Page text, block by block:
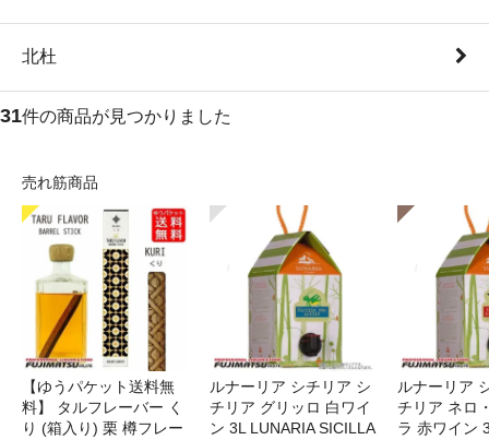
北杜
31件の商品が見つかりました
売れ筋商品
【ゆうパケット送料無
料】 タルフレーバー く
り (箱入り) 栗 樽フレー
ルナーリア シチリア シ
チリア グリッロ 白ワイ
ン 3L LUNARIA SICILLA
ルナーリア
チリア ネロ
ラ 赤ワイ